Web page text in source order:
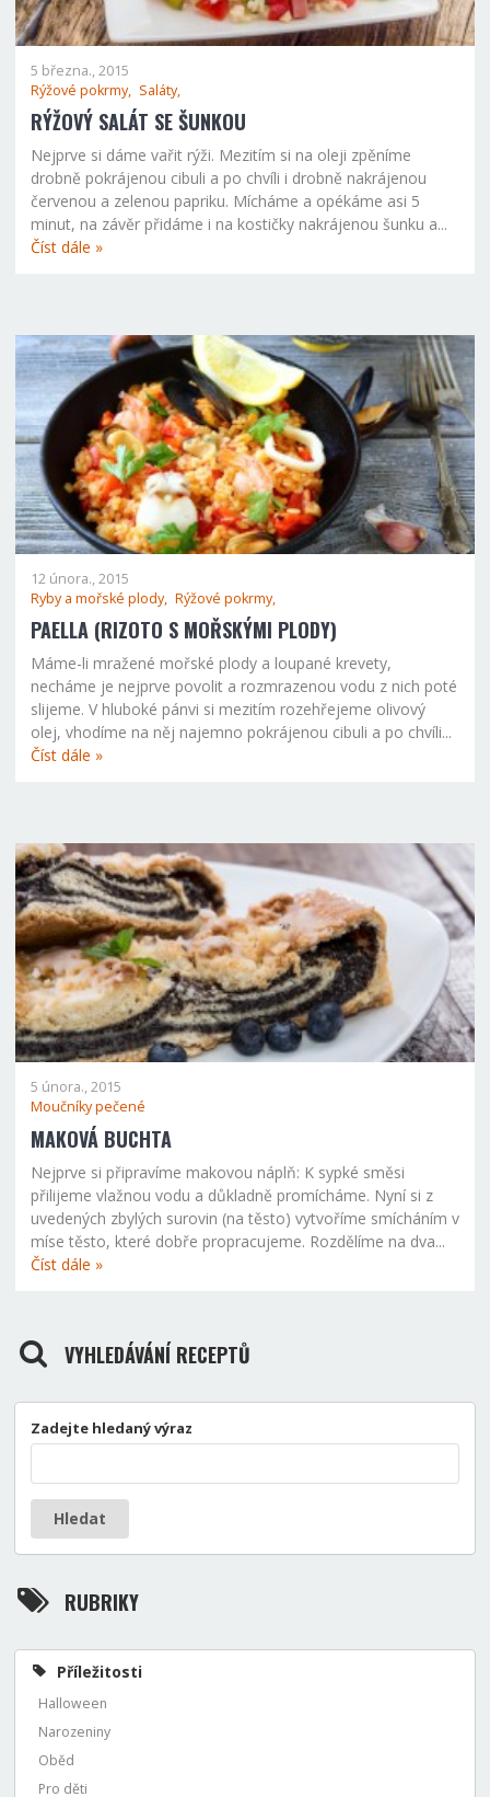
5 března., 2015
Rýžové pokrmy, Saláty,
RÝŽOVÝ SALÁT SE ŠUNKOU
Nejprve si dáme vařit rýži. Mezitím si na oleji zpěníme
drobně pokrájenou cibuli a po chvíli i drobně nakrájenou
červenou a zelenou papriku. Mícháme a opékáme asi 5
minut, na závěr přidáme i na kostičky nakrájenou šunku a...
Číst dále »
12 února., 2015
Ryby a mořské plody, Rýžové pokrmy,
PAELLA (RIZOTO S MOŘSKÝMI PLODY)
Máme-li mražené mořské plody a loupané krevety,
necháme je nejprve povolit a rozmrazenou vodu z nich poté
slijeme. V hluboké pánvi si mezitím rozehřejeme olivový
olej, vhodíme na něj najemno pokrájenou cibuli a po chvíli...
Číst dále »
5 února., 2015
Moučníky pečené
MAKOVÁ BUCHTA
Nejprve si připravíme makovou náplň: K sypké směsi
přilijeme vlažnou vodu a důkladně promícháme. Nyní si z
uvedených zbylých surovin (na těsto) vytvoříme smícháním v
míse těsto, které dobře propracujeme. Rozdělíme na dva...
Číst dále »
VYHLEDÁVÁNÍ RECEPTŮ
Zadejte hledaný výraz
Hledat
RUBRIKY
Příležitosti
Halloween
Narozeniny
Oběd
Pro děti